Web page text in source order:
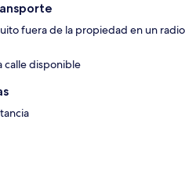
fuera de la propiedad en un radio
calle disponible